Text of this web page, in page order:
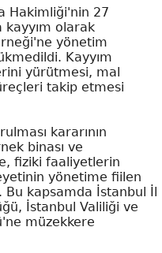
Hakimliği'nin 27
kayyım olarak
yönetim
Kayyım
yürütmesi, mal
takip etmesi
kararının
binası ve
fiziki faaliyetlerin
yönetime fiilen
kapsamda İstanbul İl
İstanbul Valiliği ve
müzekkere